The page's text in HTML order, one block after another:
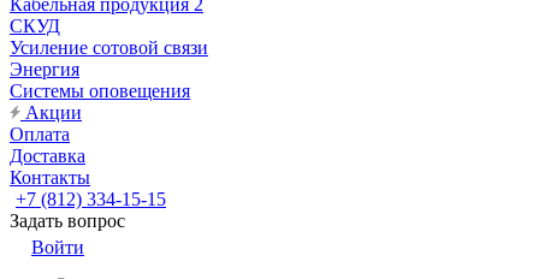
Кабельная продукция 2
СКУД
Усиление сотовой связи
Энергия
Системы оповещения
Акции
Оплата
Доставка
Контакты
+7 (812) 334-15-15
Задать вопрос
Войти